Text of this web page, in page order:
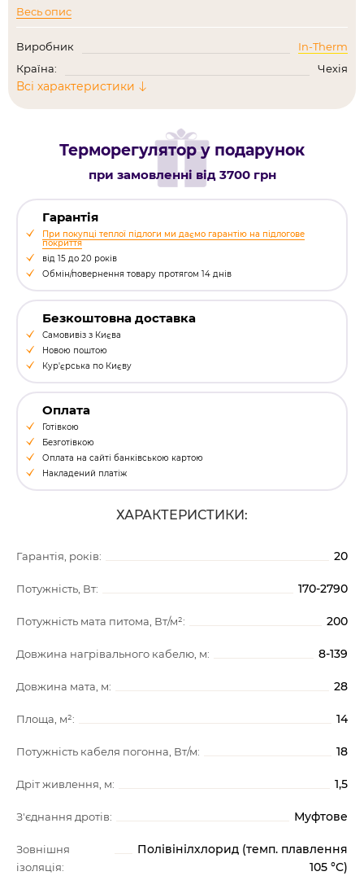
Весь опис
Виробник
In-Therm
Країна:
Чехія
Всі характеристики
Терморегулятор у подарунок
при замовленні від 3700 грн
Гарантія
При покупці теплої підлоги ми даємо гарантію на підлогове
покриття
від 15 до 20 років
Обмін/повернення товару протягом 14 днів
Безкоштовна доставка
Самовивіз з Києва
Новою поштою
Кур'єрська по Києву
Оплата
Готівкою
Безготівкою
Оплата на сайті банківською картою
Накладений платіж
ХАРАКТЕРИСТИКИ:
Гарантія, років: 20
Потужність, Вт: 170-2790
Потужність мата питома, Вт/м²: 200
Довжина нагрівального кабелю, м: 8-139
Довжина мата, м: 28
Площа, м²: 14
Потужність кабеля погонна, Вт/м: 18
Дріт живлення, м: 1,5
З'єднання дротів: Муфтове
Зовнішня
ізоляція:
Полівінілхлорид (темп. плавлення
105 °C)